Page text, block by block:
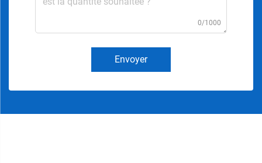
0/1000
Envoyer